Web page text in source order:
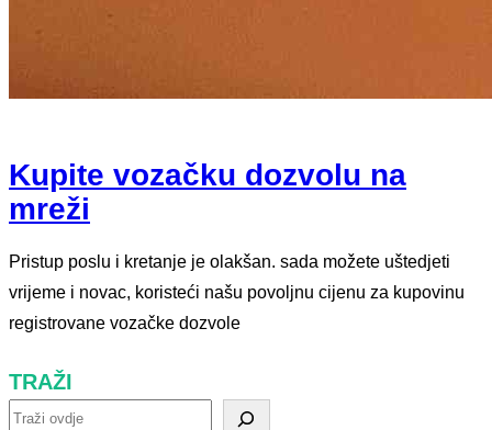
Kupite vozačku dozvolu na
mreži
Pristup poslu i kretanje je olakšan. sada možete uštedjeti
vrijeme i novac, koristeći našu povoljnu cijenu za kupovinu
registrovane vozačke dozvole
TRAŽI
T